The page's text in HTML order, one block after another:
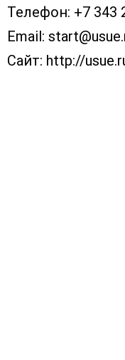
Телефон: +7 343
Email:
Сайт: http://